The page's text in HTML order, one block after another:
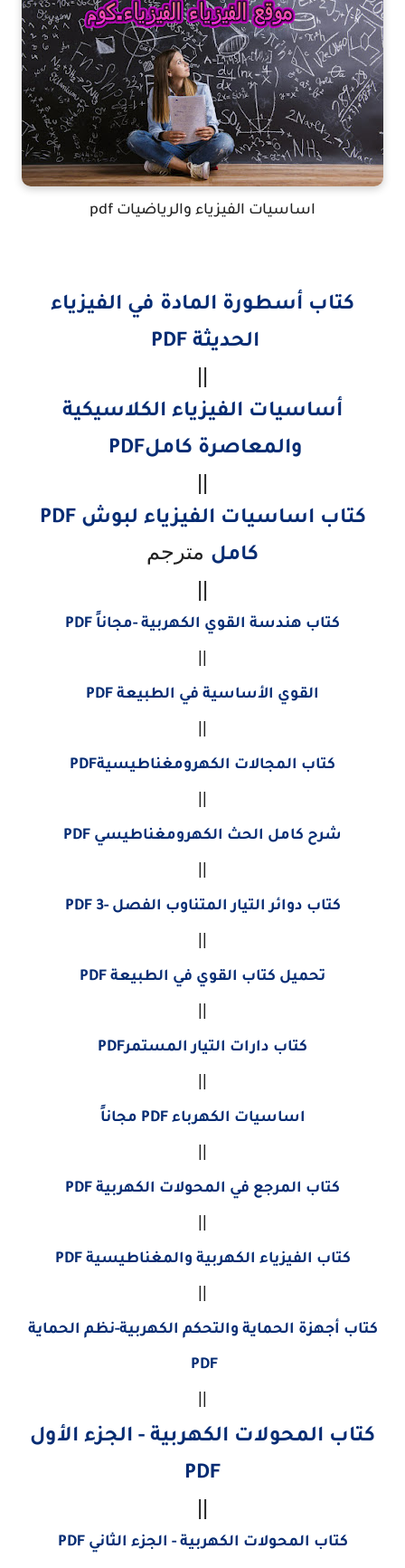
اساسيات الفيزياء والرياضيات pdf
كتاب أسطورة المادة في الفيزياء
الحديثة PDF
||
أساسيات الفيزياء الكلاسيكية
والمعاصرة كاملPDF
||
كتاب اساسيات الفيزياء لبوش PDF
كامل مترجم
||
كتاب هندسة القوي الكهربية -مجاناً PDF
القوي الأساسية في الطبيعة PDF
كتاب المجالات الكهرومغناطيسيةPDF
شرح كامل الحث الكهرومغناطيسي PDF
كتاب دوائر التيار المتناوب الفصل -3 PDF
تحميل كتاب القوي في الطبيعة PDF
كتاب دارات التيار المستمرPDF
اساسيات الكهرباء PDF مجاناً
كتاب المرجع في المحولات الكهربية PDF
كتاب الفيزياء الكهربية والمغناطيسية PDF
كتاب أجهزة الحماية والتحكم الكهربية-نظم الحماية
PDF
كتاب المحولات الكهربية - الجزء الأول
PDF
||
كتاب المحولات الكهربية - الجزء الثاني PDF